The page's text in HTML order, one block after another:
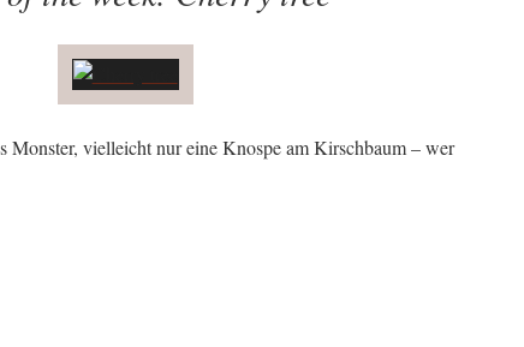
Mons­ter, viel­leicht nur eine Knos­pe am Kirsch­baum – wer